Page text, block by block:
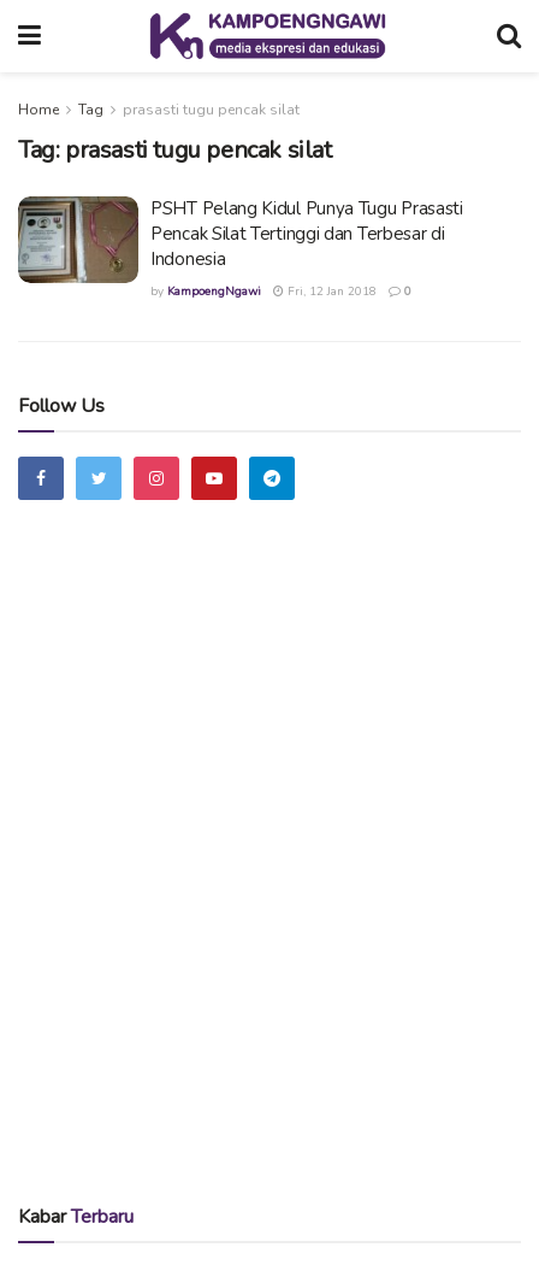
Home Tag prasasti tugu pencak silat
Tag: prasasti tugu pencak silat
PSHT Pelang Kidul Punya Tugu Prasasti
Pencak Silat Tertinggi dan Terbesar di
Indonesia
by KampoengNgawi Fri, 12 Jan 2018 0
Follow Us
KabarTerbaru